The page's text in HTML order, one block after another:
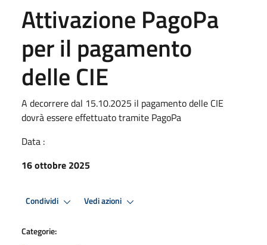
Attivazione PagoPa
per il pagamento
delle CIE
A decorrere dal 15.10.2025 il pagamento delle CIE
dovrà essere effettuato tramite PagoPa
Data :
16 ottobre 2025
Condividi Vedi azioni
Categorie: